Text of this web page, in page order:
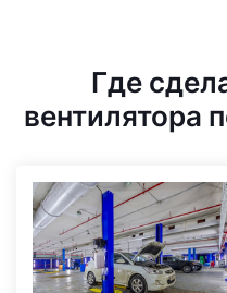
Где
вентилятора